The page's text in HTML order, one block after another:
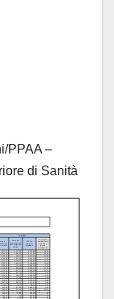
PPAA –
di Sanità